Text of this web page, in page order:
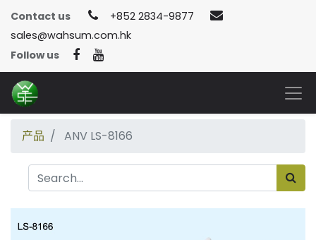
Contact us
+852 2834-9877
sales@wahsum.com.hk
Follow us
产品 ANV LS-8166